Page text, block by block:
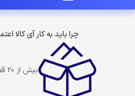
چرا باید به کار آی کالا
بیش از 20 قطعه ساز مطرح